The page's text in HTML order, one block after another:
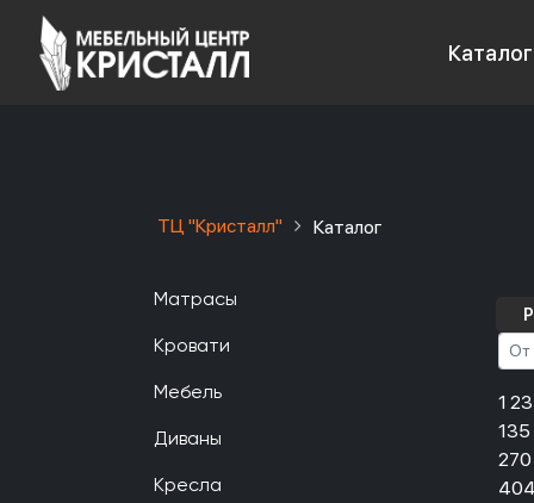
Каталог
ТЦ "Кристалл" Каталог
Матрасы
Кровати
Мебель
Диваны
Кресла
1
270